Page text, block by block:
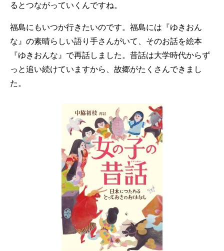
るとつながっていくんですね。
福島にもいつか行きたいのです。福島には『ゆきおん
な』の素晴らしい語り手さんがいて、そのお話を絵本
『ゆきおんな』で再話しました。昔話は大学時代からず
っと追い続けていますから、故郷がたくさんできまし
た。